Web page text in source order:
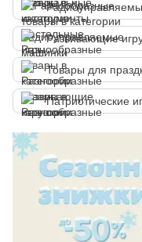
Развивающие
Товары для
Патриотические